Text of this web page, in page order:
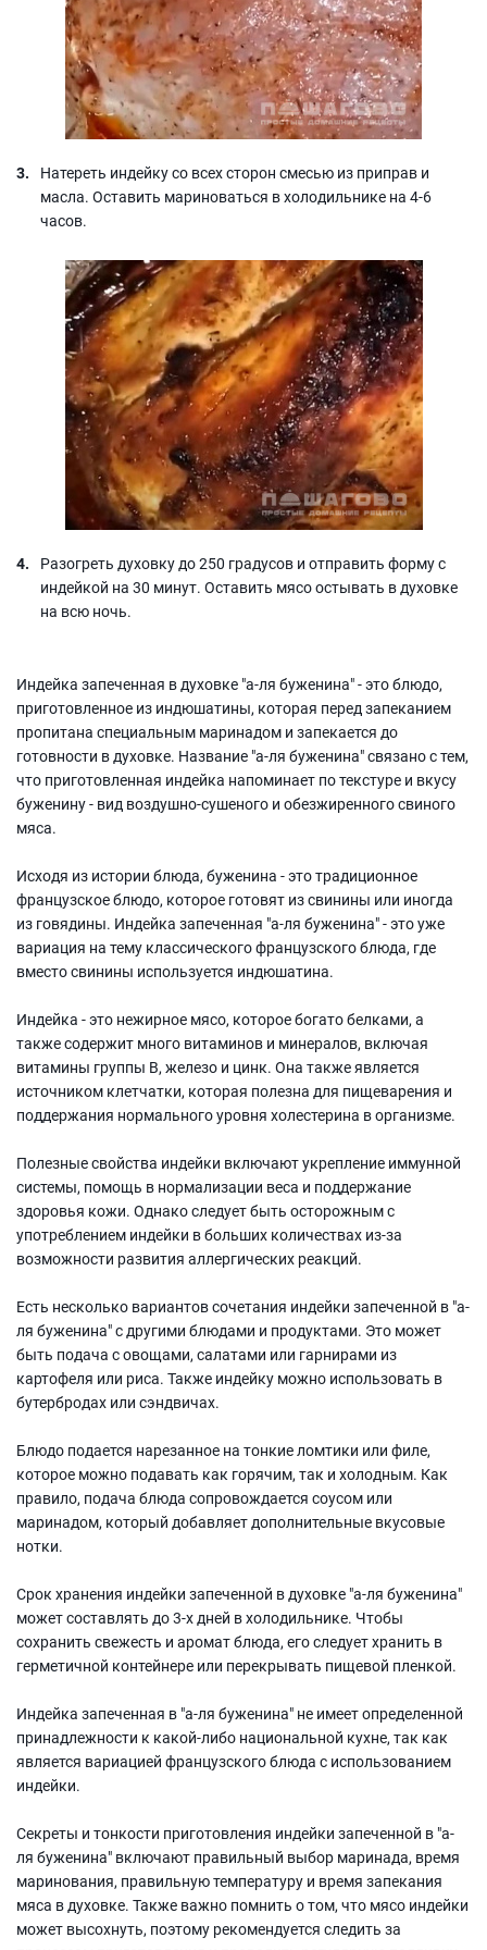
Натереть индейку со всех сторон смесью из приправ и
масла. Оставить мариноваться в холодильнике на 4-6
часов.
Разогреть духовку до 250 градусов и отправить форму с
индейкой на 30 минут. Оставить мясо остывать в духовке
на всю ночь.
Индейка запеченная в духовке "а-ля буженина" - это блюдо,
приготовленное из индюшатины, которая перед запеканием
пропитана специальным маринадом и запекается до
готовности в духовке. Название "а-ля буженина" связано с тем,
что приготовленная индейка напоминает по текстуре и вкусу
буженину - вид воздушно-сушеного и обезжиренного свиного
мяса.
Исходя из истории блюда, буженина - это традиционное
французское блюдо, которое готовят из свинины или иногда
из говядины. Индейка запеченная "а-ля буженина" - это уже
вариация на тему классического французского блюда, где
вместо свинины используется индюшатина.
Индейка - это нежирное мясо, которое богато белками, а
также содержит много витаминов и минералов, включая
витамины группы В, железо и цинк. Она также является
источником клетчатки, которая полезна для пищеварения и
поддержания нормального уровня холестерина в организме.
Полезные свойства индейки включают укрепление иммунной
системы, помощь в нормализации веса и поддержание
здоровья кожи. Однако следует быть осторожным с
употреблением индейки в больших количествах из-за
возможности развития аллергических реакций.
Есть несколько вариантов сочетания индейки запеченной в "а-
ля буженина" с другими блюдами и продуктами. Это может
быть подача с овощами, салатами или гарнирами из
картофеля или риса. Также индейку можно использовать в
бутербродах или сэндвичах.
Блюдо подается нарезанное на тонкие ломтики или филе,
которое можно подавать как горячим, так и холодным. Как
правило, подача блюда сопровождается соусом или
маринадом, который добавляет дополнительные вкусовые
нотки.
Срок хранения индейки запеченной в духовке "а-ля буженина"
может составлять до 3-х дней в холодильнике. Чтобы
сохранить свежесть и аромат блюда, его следует хранить в
герметичной контейнере или перекрывать пищевой пленкой.
Индейка запеченная в "а-ля буженина" не имеет определенной
принадлежности к какой-либо национальной кухне, так как
является вариацией французского блюда с использованием
индейки.
Секреты и тонкости приготовления индейки запеченной в "а-
ля буженина" включают правильный выбор маринада, время
маринования, правильную температуру и время запекания
мяса в духовке. Также важно помнить о том, что мясо индейки
может высохнуть, поэтому рекомендуется следить за